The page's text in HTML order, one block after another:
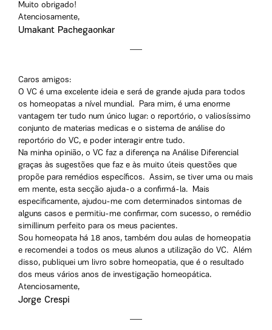
Muito obrigado!
Atenciosamente,
Umakant Pachegaonkar
Caros amigos:
O VC é uma excelente ideia e será de grande ajuda para todos
os homeopatas a nível mundial. Para mim, é uma enorme
vantagem ter tudo num único lugar: o reportório, o valiosíssimo
conjunto de materias medicas e o sistema de análise do
reportório do VC, e poder interagir entre tudo.
Na minha opinião, o VC faz a diferença na Análise Diferencial
graças às sugestões que faz e às muito úteis questões que
propõe para remédios específicos. Assim, se tiver uma ou mais
em mente, esta secção ajuda-o a confirmá-la. Mais
especificamente, ajudou-me com determinados sintomas de
alguns casos e permitiu-me confirmar, com sucesso, o remédio
simillinum perfeito para os meus pacientes.
Sou homeopata há 18 anos, também dou aulas de homeopatia
e recomendei a todos os meus alunos a utilização do VC. Além
disso, publiquei um livro sobre homeopatia, que é o resultado
dos meus vários anos de investigação homeopática.
Atenciosamente,
Jorge Crespi